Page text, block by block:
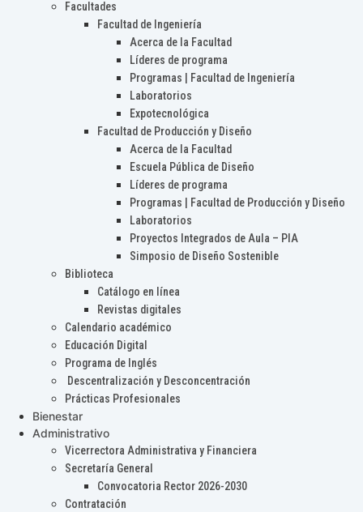
Facultades
Facultad de Ingeniería
Acerca de la Facultad
Líderes de programa
Programas | Facultad de Ingeniería
Laboratorios
Expotecnológica
Facultad de Producción y Diseño
Acerca de la Facultad
Escuela Pública de Diseño
Líderes de programa
Programas | Facultad de Producción y Diseño
Laboratorios
Proyectos Integrados de Aula – PIA
Simposio de Diseño Sostenible
Biblioteca
Catálogo en línea
Revistas digitales
Calendario académico
Educación Digital
Programa de Inglés
Descentralización y Desconcentración
Prácticas Profesionales
Bienestar
Administrativo
Vicerrectora Administrativa y Financiera
Secretaría General
Convocatoria Rector 2026-2030
Contratación